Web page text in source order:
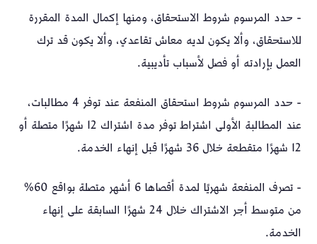
- حدد المرسوم شروط الاستحقاق، ومنها إكمال المدة المقررة
للاستحقاق، وألا يكون لديه معاش تقاعدي، وألا يكون قد ترك
العمل بإرادته أو فصل لأسباب تأديبية.
- حدد المرسوم شروط استحقاق المنفعة عند توفر 4 مطالبات،
عند المطالبة الأولى اشتراط توفر مدة اشتراك 12 شهرًا متصلة أو
12 شهرًا متقطعة خلال 36 شهرًا قبل إنهاء الخدمة.
- تصرف المنفعة شهريًا لمدة أقصاها 6 أشهر متصلة بواقع 60%
من متوسط أجر الاشتراك خلال 24 شهرًا السابقة على إنهاء
الخدمة.